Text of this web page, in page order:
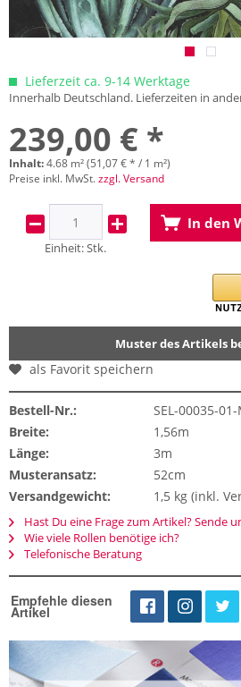
Lieferzeit ca. 9-14 Werktage
Innerhalb Deutschland. Lieferzeiten in
239,00 € *
Inhalt:4.68 m² (51,07 € * / 1 m²)
Preise inkl. MwSt.zzgl. Versand
Einheit:Stk.
In den
Muster des Artikels
als Favorit speichern
Bestell-Nr.:
SEL-00035-01-
Breite:
1,56m
Länge:
3m
Musteransatz:
52cm
Versandgewicht:
1,5 kg (inkl.
Hast Du eine Frage zum Artikel? Sende
Wie viele Rollen benötige ich?
Telefonische Beratung
Empfehle diesen
Artikel